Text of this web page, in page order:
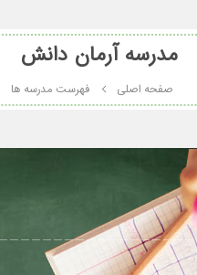
مدرسه آرمان دانش
صفحه اصلی فهرست مدرسه ها